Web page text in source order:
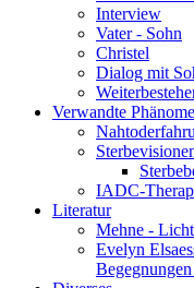
Interview
Vater - Sohn
Christel
Dialog mit
Verwandte
IADC-
Literatur
Mehne -
Evelyn